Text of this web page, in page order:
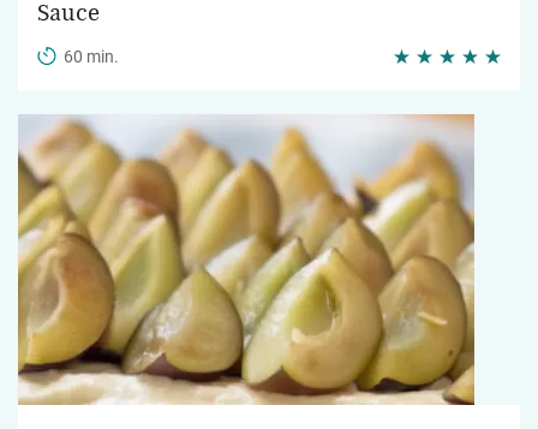
Sauce
60 min.